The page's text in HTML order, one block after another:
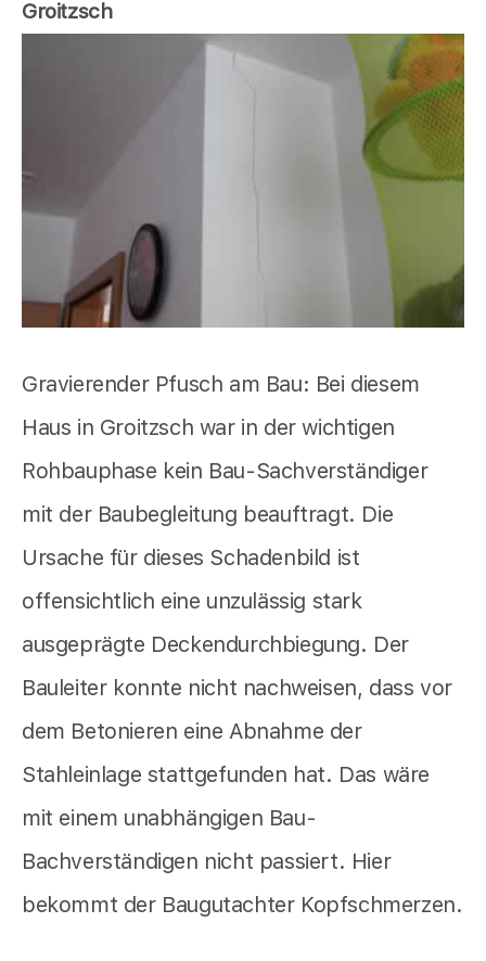
Groitzsch
Gravierender Pfusch am Bau: Bei diesem
Haus in Groitzsch war in der wichtigen
Rohbauphase kein Bau-Sachverständiger
mit der Baubegleitung beauftragt. Die
Ursache für dieses Schadenbild ist
offensichtlich eine unzulässig stark
ausgeprägte Deckendurchbiegung. Der
Bauleiter konnte nicht nachweisen, dass vor
dem Betonieren eine Abnahme der
Stahleinlage stattgefunden hat. Das wäre
mit einem unabhängigen Bau-
Bachverständigen nicht passiert. Hier
bekommt der Baugutachter Kopfschmerzen.